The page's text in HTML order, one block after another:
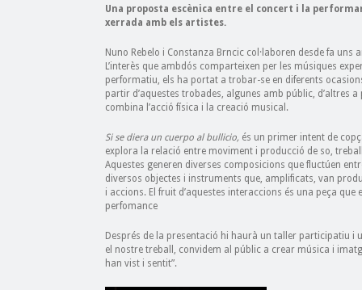
Una proposta escènica entre el concert i la
xerrada amb els artistes.
Nuno Rebelo i Constanza Brncic col·laboren desde fa
L’interès que ambdós comparteixen per les músiques
performatiu, els ha portat a trobar-se en diferents
partir d’aquestes trobades, algunes amb públic, d’altres
combina l’acció física i la creació musical.
Si se diera un cuerpo al bullicio, és un primer intent de
explora la relació entre moviment i producció de so,
Aquestes generen diverses composicions que fluctúen
diversos objectes i instruments que, amplificats, van
i accions. El fruit d’aquestes interaccions és una peça
perfomance
Després de la presentació hi haurà un taller participatiu i
el nostre treball, convidem al públic a crear música i
han vist i sentit”.